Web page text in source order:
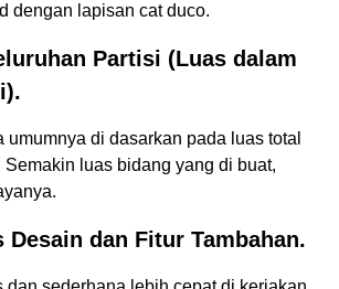
dengan lapisan cat duco.
Partisi (Luas dalam
umumnya di dasarkan pada luas total
Semakin luas bidang yang di buat,
Desain dan Fitur Tambahan.